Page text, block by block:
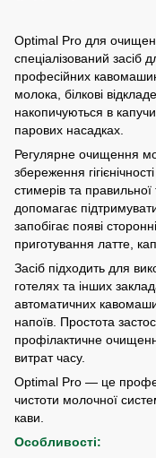
Optimal Pro для
спеціалізований
професійних
молока, білкові
накопичуються в
парових насадках.
Регулярне очищення
збереження
стимерів та
допомагає
запобігає появі
приготування латте,
Засіб підходить для
готелях та інших
автоматичних
напоїв. Простота
профілактичне
витрат часу.
Optimal Pro — це
чистоти молочної
кави.
Особливості: